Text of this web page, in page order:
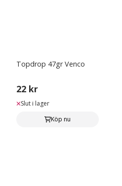
Topdrop 47gr Venco
22 kr
Slut i lager
Köp nu